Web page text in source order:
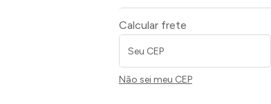
Calcular frete
Não sei meu CEP